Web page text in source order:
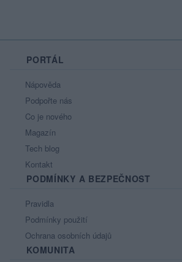
PORTÁL
Nápověda
Podpořte nás
Co je nového
Magazín
Tech blog
Kontakt
PODMÍNKY A BEZPEČNOST
Pravidla
Podmínky použití
Ochrana osobních údajů
KOMUNITA